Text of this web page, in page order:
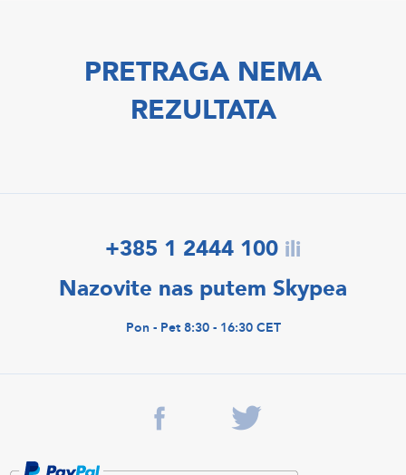
PRETRAGA NEMA
REZULTATA
+385 1 2444 100 ili
Nazovite nas putem Skypea
Pon - Pet 8:30 - 16:30 CET